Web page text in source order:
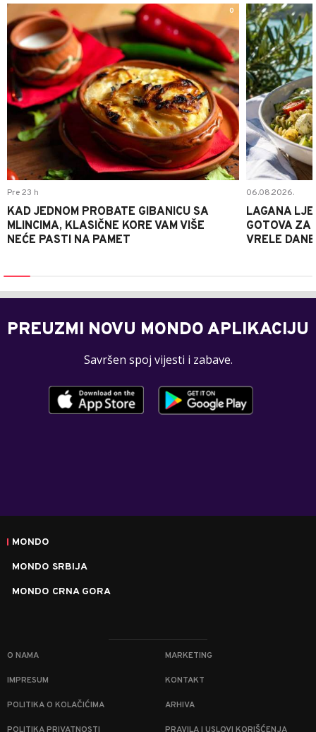
0
Pre 23 h
KAD JEDNOM PROBATE GIBANICU SA
MLINCIMA, KLASIČNE KORE VAM VIŠE
NEĆE PASTI NA PAMET
06.08.2026.
LAGANA
GOTOVA ZA
VRELE DANE
PREUZMI NOVU MONDO APLIKACIJU
Savršen spoj vijesti i zabave.
MONDO
MONDO SRBIJA
MONDO CRNA GORA
O NAMA MARKETING
IMPRESUM KONTAKT
POLITIKA O KOLAČIĆIMA ARHIVA